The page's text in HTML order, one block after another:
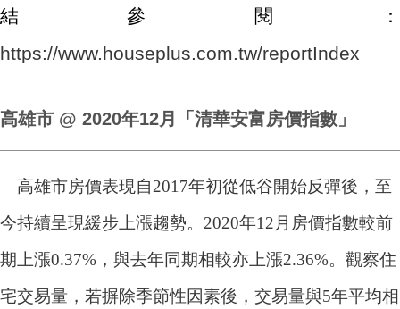
結參閱：
https://www.houseplus.com.tw/reportIndex
高雄市 @ 2020年12月「清華安富房價指數」
高雄市房價表現自2017年初從低谷開始反彈後，至
今持續呈現緩步上漲趨勢。2020年12月房價指數較前
期上漲0.37%，與去年同期相較亦上漲2.36%。觀察住
宅交易量，若摒除季節性因素後，交易量與5年平均相